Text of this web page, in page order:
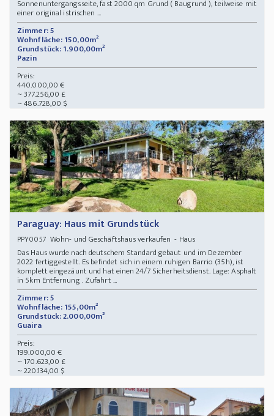
Sonnenuntergangsseite, fast 2000 qm Grund ( Baugrund ), teilweise mit
einer original istrischen ...
Zimmer: 5
Wohnfläche: 150,00m²
Grundstück: 1.900,00m²
Pazin
Preis:
440.000,00 €
~ 377.256,00 £
~ 486.728,00 $
Paraguay: Haus mit Grundstück
PPY0057 Wohn- und Geschäftshaus verkaufen - Haus
Das Haus wurde nach deutschem Standard gebaut und im Dezember
2022 fertiggestellt. Es befindet sich in einem ruhigen Barrio (35h), ist
komplett eingezäunt und hat einen 24/7 Sicherheitsdienst. Lage: Asphalt
in 5km Entfernung . Zufahrt ...
Zimmer: 5
Wohnfläche: 155,00m²
Grundstück: 2.000,00m²
Guaira
Preis:
199.000,00 €
~ 170.623,00 £
~ 220.134,00 $